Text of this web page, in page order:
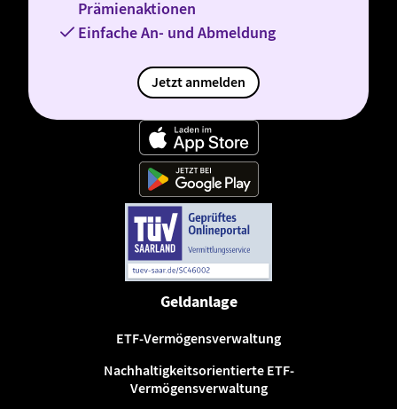
Prämienaktionen
Einfache An- und Abmeldung
Jetzt anmelden
Geldanlage
ETF-Vermögensverwaltung
Nachhaltigkeitsorientierte ETF-
Vermögensverwaltung